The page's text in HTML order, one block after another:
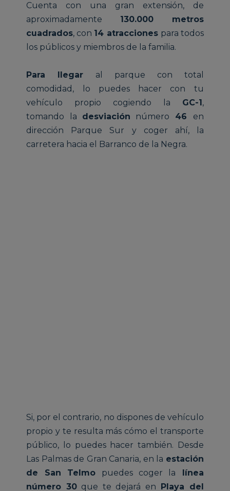
Cuenta con una gran extensión, de
aproximadamente 130.000 metros
cuadrados, con 14 atracciones para todos
los públicos y miembros de la familia.
Para llegar al parque con total
comodidad, lo puedes hacer con tu
vehículo propio cogiendo la GC-1,
tomando la desviación número 46 en
dirección Parque Sur y coger ahí, la
carretera hacia el Barranco de la Negra.
Si, por el contrario, no dispones de vehículo
propio y te resulta más cómo el transporte
público, lo puedes hacer también. Desde
Las Palmas de Gran Canaria, en la estación
de San Telmo puedes coger la línea
número 30que te dejará en Playa del